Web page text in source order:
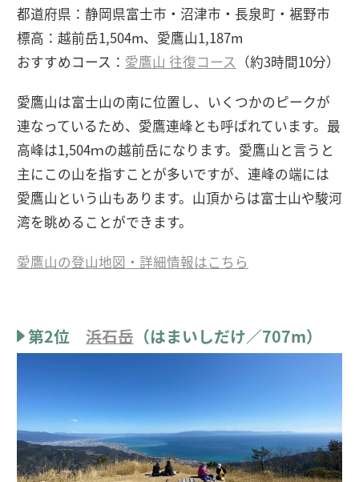
都道府県：静岡県富士市・沼津市・長泉町・裾野市
標高：越前岳1,504m、愛鷹山1,187m
おすすめコース： 愛鷹山 往復コース （約3時間10分）
愛鷹山は富士山の南に位置し、いくつかのピークが
連なっているため、愛鷹連峰とも呼ばれています。最
高峰は1,504ｍの越前岳になります。愛鷹山と言うと
主にこの山を指すことが多いですが、連峰の端には
愛鷹山という山もあります。山頂からは富士山や駿河
湾を眺めることができます。
愛鷹山の登山地図・詳細情報はこちら
第2位 浜石岳 （はまいしだけ／707m）